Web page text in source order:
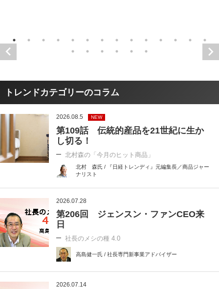
トレンドカテゴリーのコラム
2026.08.5 NEW
第109話 伝統的産品を21世紀に生か
し切る！
北村森の「今月のヒット商品」
北村 森氏 / 『日経トレンディ』元編集長／商品ジャー
ナリスト
2026.07.28
第206回 ジェンスン・ファンCEO来
日
社長のメシの種 4.0
高島健一氏 / 社長専門新事業アドバイザー
2026.07.14